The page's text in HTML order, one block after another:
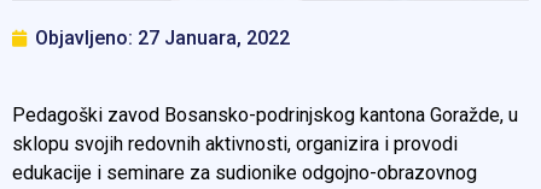
Objavljeno: 27 Januara, 2022
Pedagoški zavod Bosansko-podrinjskog kantona Goražde, u
sklopu svojih redovnih aktivnosti, organizira i provodi
edukacije i seminare za sudionike odgojno-obrazovnog